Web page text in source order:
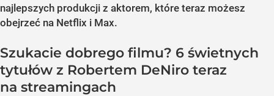
najlepszych produkcji z aktorem, które teraz możesz
obejrzeć na Netflix i Max.
Szukacie dobrego filmu? 6 świetnych
tytułów z Robertem DeNiro teraz
na streamingach